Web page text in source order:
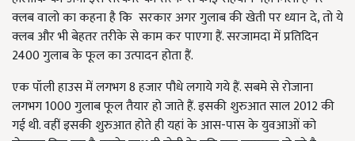
क्लब वालो का कहना है कि सरकार अगर गुलाब की खेती पर ध्यान दे, तो ये
क्लब और भी बेहतर तरीके से काम कर पाएगा हैं. सरजामदा में प्रतिदिन
2400 गुलाब के फूल का उत्पादन होता हैं.
एक पॉली हाउस में लगभग 8 हजार पौधे लगाये गये हैं. सबमे से रोजाना
लगभग 1000 गुलाब फूल तैयार हो जाते हैं. इसकी शुरुआत साल 2012 की
गई थी. वहीं इसकी शुरुआत होते ही यहां के आस-पास के युवआओं को